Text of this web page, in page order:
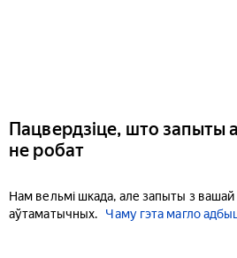
Пацвердзіце, што запыты
не робат
Нам вельмі шкада, але запыты з
аўтаматычных.
Чаму гэта магло